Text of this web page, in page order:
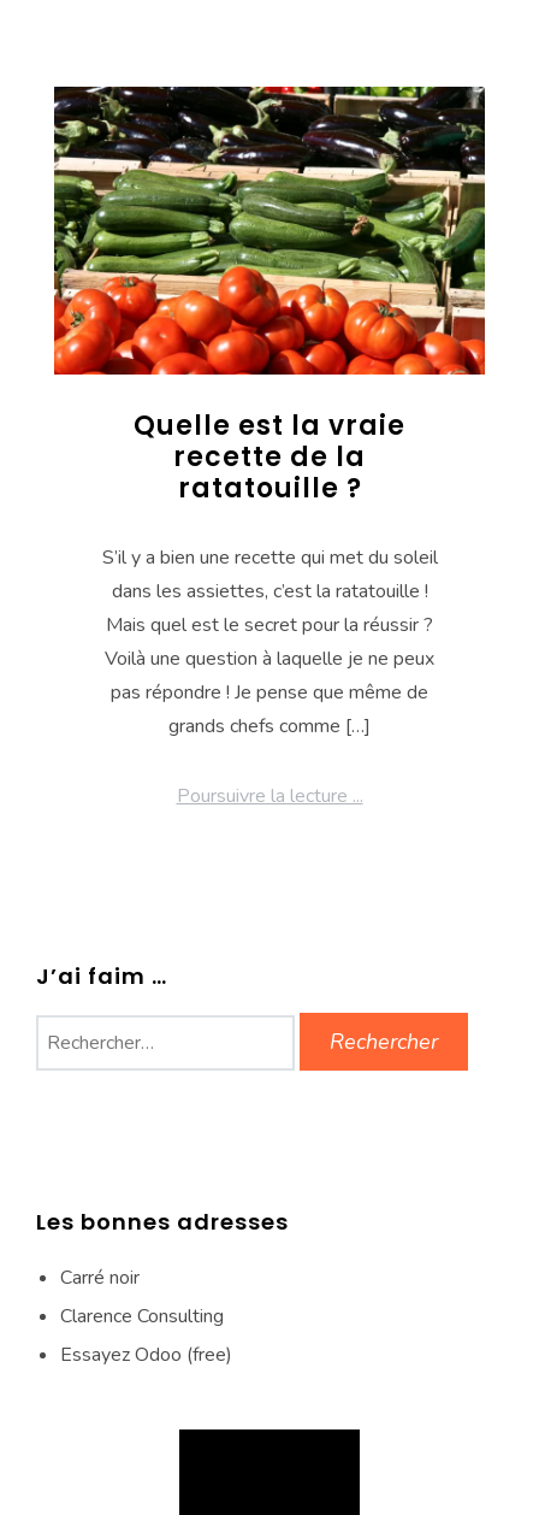
Quelle est la vraie
recette de la
ratatouille ?
S’il y a bien une recette qui met du soleil
dans les assiettes, c’est la ratatouille !
Mais quel est le secret pour la réussir ?
Voilà une question à laquelle je ne peux
pas répondre ! Je pense que même de
grands chefs comme […]
Poursuivre la lecture ...
J’ai faim …
Les bonnes adresses
Carré noir
Clarence Consulting
Essayez Odoo (free)